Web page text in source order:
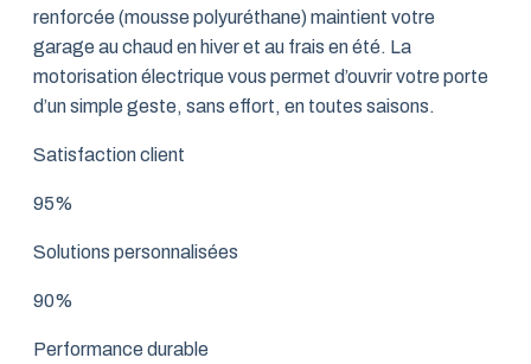
renforcée (mousse polyuréthane) maintient votre
garage au chaud en hiver et au frais en été. La
motorisation électrique vous permet d’ouvrir votre porte
d’un simple geste, sans effort, en toutes saisons.
Satisfaction client
95%
Solutions personnalisées
90%
Performance durable